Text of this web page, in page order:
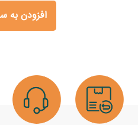
افزودن به